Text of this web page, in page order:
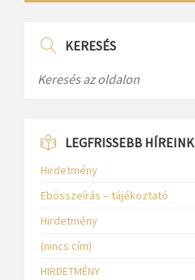
KERESÉS
LEGFRISSEBB HÍREINK
Hirdetmény
Ebösszeírás – tájékoztató
Hirdetmény
(nincs cím)
HIRDETMÉNY